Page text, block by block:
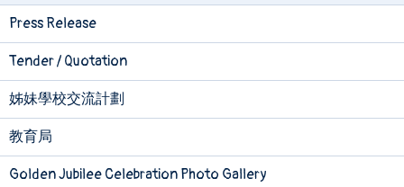
Press Release
Tender / Quotation
姊妹學校交流計劃
教育局
Golden Jubilee Celebration Photo Gallery